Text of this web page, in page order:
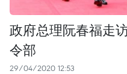
政府总理阮春福走
令部
29/04/2020 12:53